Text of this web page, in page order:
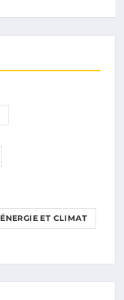
ÉNERGIE ET CLIMAT